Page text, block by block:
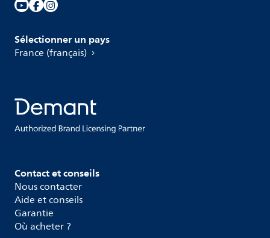
Contact et conseils
Nous contacter
Aide et conseils
Garantie
Où acheter ?
Sélectionner un pays
France (français)